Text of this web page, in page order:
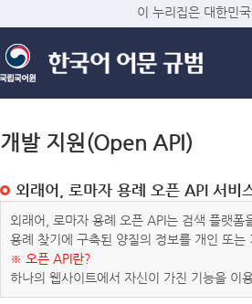
이 누리집은 대한민
개발 지원(Open API)
외래어, 로마자 용례 오픈 API 서비
외래어, 로마자 용례 오픈 API는 검색 플랫
용례 찾기에 구축된 양질의 정보를 개인 또
※ 오픈 API란?
하나의 웹사이트에서 자신이 가진 기능을 이